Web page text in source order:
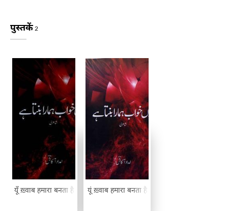
पुस्तकें 2
यूँ ख़्वाब हमारा बनता है यूं ख़्वाब हमारा बनता है